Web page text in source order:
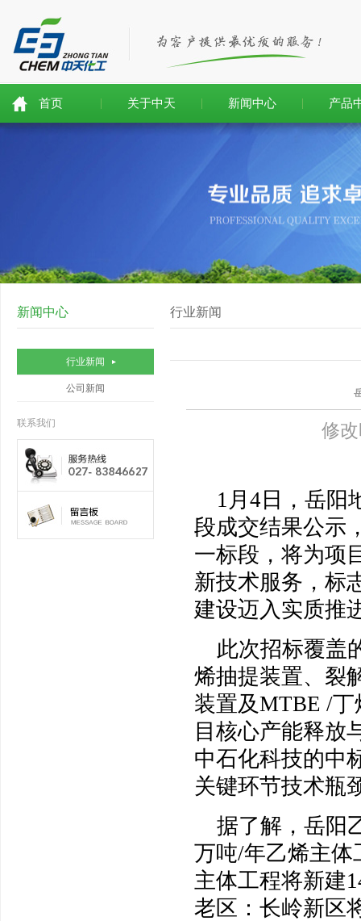
首页 关于中天 新闻中心 产品
新闻中心
行业新闻
公司新闻
联系我们
行业新闻
修
1月4日，岳阳
段成交结果公示
一标段，将为项
新技术服务，标
建设迈入实质推
此次招标覆盖
烯抽提装置、裂
装置及MTBE /
目核心产能释放
中石化科技的中
关键环节技术瓶
据了解，岳阳
万吨/年乙烯主体
主体工程将新建
老区：长岭新区